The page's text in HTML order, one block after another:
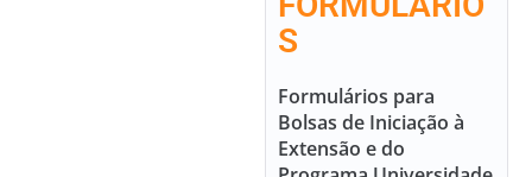
S
Formulários para
Bolsas de Iniciação à
Extensão e do